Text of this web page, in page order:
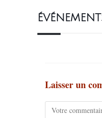
Laisser un